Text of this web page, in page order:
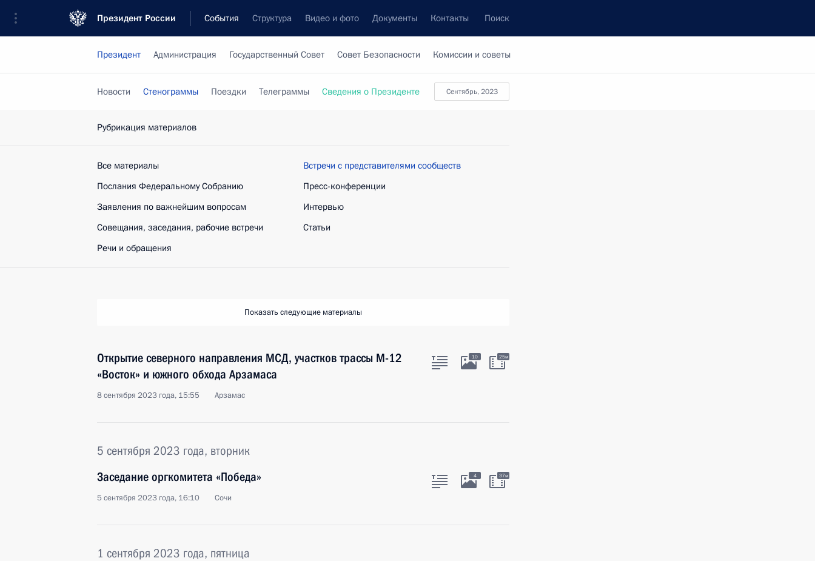
Президент России События Структура Видео и фото Документы Контакты Поиск
Президент Администрация Государственный Совет Совет Безопасности Комиссии и советы
сентябрь, 2023
Новости Стенограммы Поездки Телеграммы Сведения о Президенте
Рубрикация материалов
Все материалы
Послания Федеральному Собранию
Заявления по важнейшим вопросам
Совещания, заседания, рабочие встречи
Речи и обращения
Встречи с представителями сообществ
Пресс-конференции
Интервью
Статьи
Показать следующие материалы
Открытие северного направления МСД, участков трассы М-12
«Восток» и южного обхода Арзамаса
8 сентября 2023 года, 15:55 Арзамас
10 25м
5 сентября 2023 года, вторник
Заседание оргкомитета «Победа»
5 сентября 2023 года, 16:10 Сочи
4 37м
1 сентября 2023 года, пятница